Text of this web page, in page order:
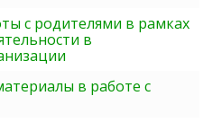
с родителями в рамках
в
в работе с